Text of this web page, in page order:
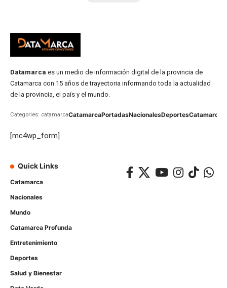
Datamarca es un medio de información digital de la provincia de
Catamarca con 15 años de trayectoria informando toda la actualidad
de la provincia, el país y el mundo.
Categories: catamarcaCatamarcaPortadasNacionalesDeportesCatamarca
[mc4wp_form]
Quick Links
Catamarca
Nacionales
Mundo
Catamarca Profunda
Entretenimiento
Deportes
Salud y Bienestar